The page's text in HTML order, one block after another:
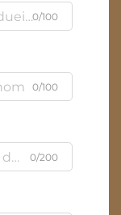
0/100
0/100
0/200